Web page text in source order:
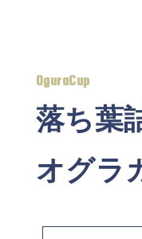
OguraCup
落ち葉
オグラ